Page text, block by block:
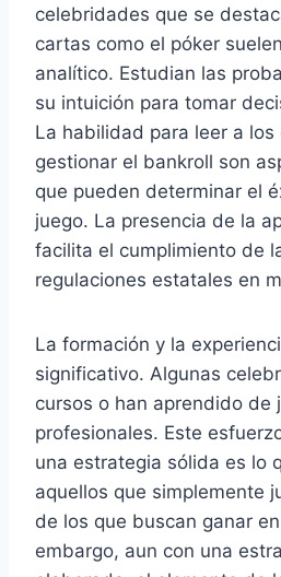
celebridades que se
cartas como el póker
analítico. Estudian las
su intuición para tomar
La habilidad para leer a los
gestionar el bankroll son
que pueden determinar el
juego. La presencia de la
facilita el cumplimiento de
regulaciones estatales en
La formación y la
significativo. Algunas
cursos o han aprendido de
profesionales. Este
una estrategia sólida es lo
aquellos que simplemente
de los que buscan ganar
embargo, aun con una